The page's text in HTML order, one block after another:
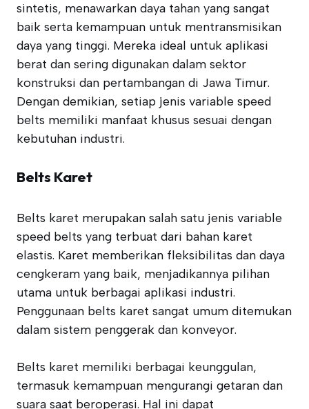
sintetis, menawarkan daya tahan yang sangat
baik serta kemampuan untuk mentransmisikan
daya yang tinggi. Mereka ideal untuk aplikasi
berat dan sering digunakan dalam sektor
konstruksi dan pertambangan di Jawa Timur.
Dengan demikian, setiap jenis variable speed
belts memiliki manfaat khusus sesuai dengan
kebutuhan industri.
Belts Karet
Belts karet merupakan salah satu jenis variable
speed belts yang terbuat dari bahan karet
elastis. Karet memberikan fleksibilitas dan daya
cengkeram yang baik, menjadikannya pilihan
utama untuk berbagai aplikasi industri.
Penggunaan belts karet sangat umum ditemukan
dalam sistem penggerak dan konveyor.
Belts karet memiliki berbagai keunggulan,
termasuk kemampuan mengurangi getaran dan
suara saat beroperasi. Hal ini dapat